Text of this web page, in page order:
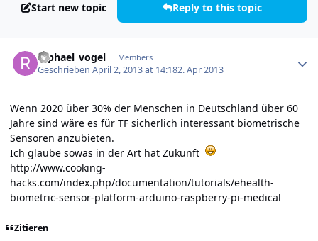
Start new topic Reply to this topic
raphael_vogel Members
GeschriebenApril 2, 2013 at 14:182. Apr 2013
Wenn 2020 über 30% der Menschen in Deutschland über 60
Jahre sind wäre es für TF sicherlich interessant biometrische
Sensoren anzubieten.
Ich glaube sowas in der Art hat Zukunft
http://www.cooking-
hacks.com/index.php/documentation/tutorials/ehealth-
biometric-sensor-platform-arduino-raspberry-pi-medical
Zitieren